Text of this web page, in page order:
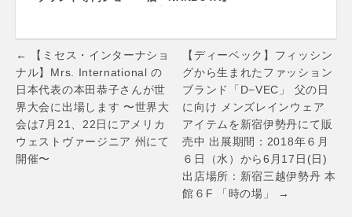
「NaviPlusサー
チ」、「NaviPlus
レコメンド」機能
を採用 ～ 10万点
を超えるハイブラ
ンド商品の検索精
度が大幅に向上 ～
ト開催 商品査定で
総額40万円分福袋
プレゼント！
Post
navigation
← 【ミセス・インターナショ
ナル】Mrs. International の
日本代表の本田恭子さんが世
界大会に出場します 〜世界大
会は7月21、22日にアメリカ
ウェストヴァージニア 州にて
開催〜
【ディーベック】フィッシン
グから生まれたファッション
ブランド「D−VEC」 父の日
に向け メンズレインウェア
アイテムを新宿伊勢丹にて販
売中 出展期間：2018年６月
６日（水）から6月17日(日)
出店場所：新宿三越伊勢丹 本
館６F 「時の場」 →